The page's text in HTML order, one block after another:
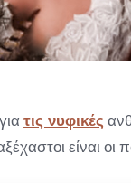
τις νυφικές
είναι